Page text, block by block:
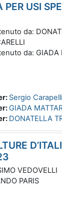
USI
da:
da: GIADA
Sergio Carapelli
GIADA
DONATELLA
VEDOVELLI
PARIS